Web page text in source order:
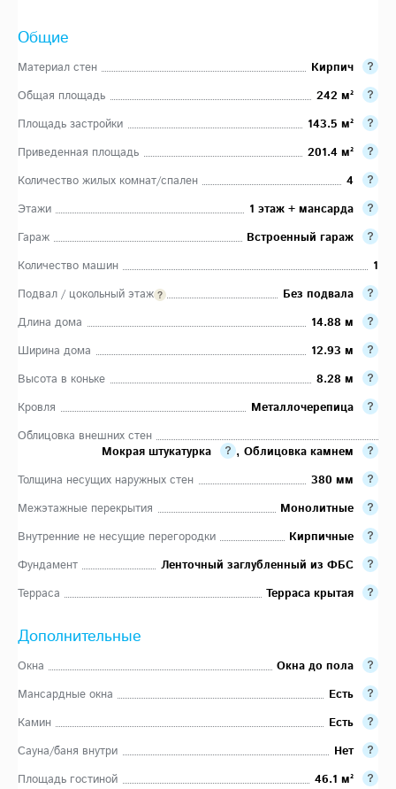
Общие
Материал стен
Кирпич
Общая площадь
242 м²
Площадь застройки
143.5 м²
Приведенная площадь
201.4 м²
Количество жилых комнат/спален
4
Этажи
1 этаж + мансарда
Гараж
Встроенный гараж
Количество машин
1
Подвал / цокольный этаж
Без подвала
Длина дома
14.88 м
Ширина дома
12.93 м
Высота в коньке
8.28 м
Кровля
Металлочерепица
Облицовка внешних стен
Мокрая штукатурка
, Облицовка камнем
Толщина несущих наружных стен
380 мм
Межэтажные перекрытия
Монолитные
Внутренние не несущие перегородки
Кирпичные
Фундамент
Ленточный заглубленный из ФБС
Терраса
Терраса крытая
Дополнительные
Окна
Окна до пола
Мансардные окна
Есть
Камин
Есть
Сауна/баня внутри
Нет
Площадь гостиной
46.1 м²